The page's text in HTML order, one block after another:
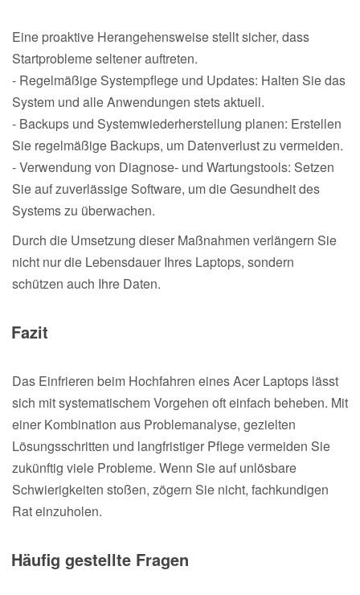
Eine proaktive Herangehensweise stellt sicher, dass
Startprobleme seltener auftreten.
- Regelmäßige Systempflege und Updates: Halten Sie das
System und alle Anwendungen stets aktuell.
- Backups und Systemwiederherstellung planen: Erstellen
Sie regelmäßige Backups, um Datenverlust zu vermeiden.
- Verwendung von Diagnose- und Wartungstools: Setzen
Sie auf zuverlässige Software, um die Gesundheit des
Systems zu überwachen.
Durch die Umsetzung dieser Maßnahmen verlängern Sie
nicht nur die Lebensdauer Ihres Laptops, sondern
schützen auch Ihre Daten.
Fazit
Das Einfrieren beim Hochfahren eines Acer Laptops lässt
sich mit systematischem Vorgehen oft einfach beheben. Mit
einer Kombination aus Problemanalyse, gezielten
Lösungsschritten und langfristiger Pflege vermeiden Sie
zukünftig viele Probleme. Wenn Sie auf unlösbare
Schwierigkeiten stoßen, zögern Sie nicht, fachkundigen
Rat einzuholen.
Häufig gestellte Fragen